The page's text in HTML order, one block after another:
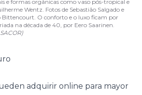
e formas orgânicas como vaso pós-tropical e
Wentz. Fotos de Sebastião Salgado e
Bittencourt. O conforto e o luxo ficam por
na década de 40, por Eero Saarinen.
adquirir online para mayor